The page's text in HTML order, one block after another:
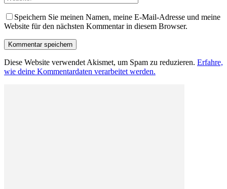
Speichern Sie meinen Namen, meine E-Mail-Adresse und meine
Website für den nächsten Kommentar in diesem Browser.
Diese Website verwendet Akismet, um Spam zu reduzieren. Erfahre,
wie deine Kommentardaten verarbeitet werden.